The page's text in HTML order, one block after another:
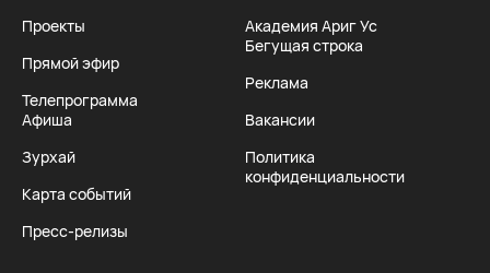
Проекты
Прямой эфир
Телепрограмма
Афиша
Зурхай
Карта событий
Пресс-релизы
Академия Ариг Ус
Бегущая строка
Реклама
Вакансии
Политика
конфиденциальности